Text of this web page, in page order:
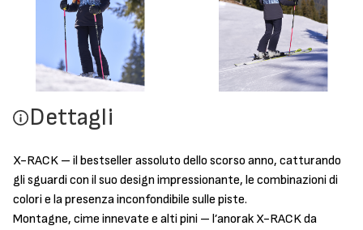
Dettagli
X-RACK – il bestseller assoluto dello scorso anno, catturando
gli sguardi con il suo design impressionante, le combinazioni di
colori e la presenza inconfondibile sulle piste.
Montagne, cime innevate e alti pini – l’anorak X-RACK da